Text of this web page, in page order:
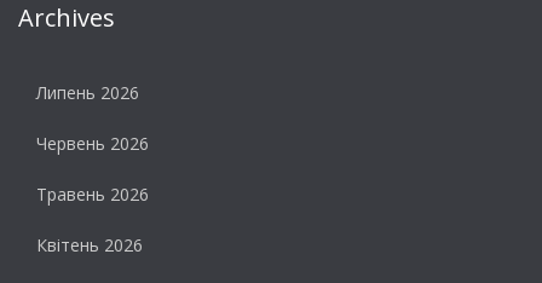
Archives
Липень 2026
Червень 2026
Травень 2026
Квітень 2026